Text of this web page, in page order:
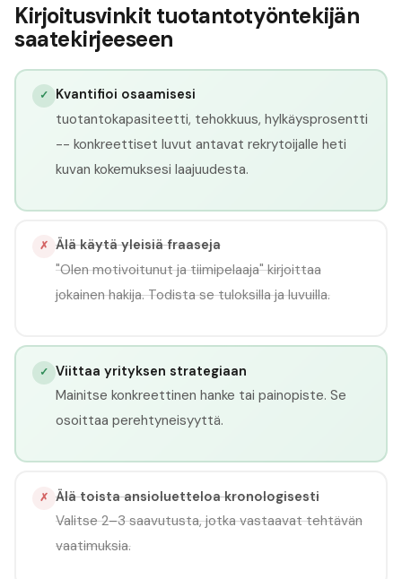
Kirjoitusvinkit tuotantotyöntekijän
saatekirjeeseen
✓ Kvantifioi osaamisesi
tuotantokapasiteetti, tehokkuus, hylkäysprosentti
-- konkreettiset luvut antavat rekrytoijalle heti
kuvan kokemuksesi laajuudesta.
✗ Älä käytä yleisiä fraaseja
"Olen motivoitunut ja tiimipelaaja" kirjoittaa
jokainen hakija. Todista se tuloksilla ja luvuilla.
✓ Viittaa yrityksen strategiaan
Mainitse konkreettinen hanke tai painopiste. Se
osoittaa perehtyneisyyttä.
✗ Älä toista ansioluetteloa kronologisesti
Valitse 2–3 saavutusta, jotka vastaavat tehtävän
vaatimuksia.